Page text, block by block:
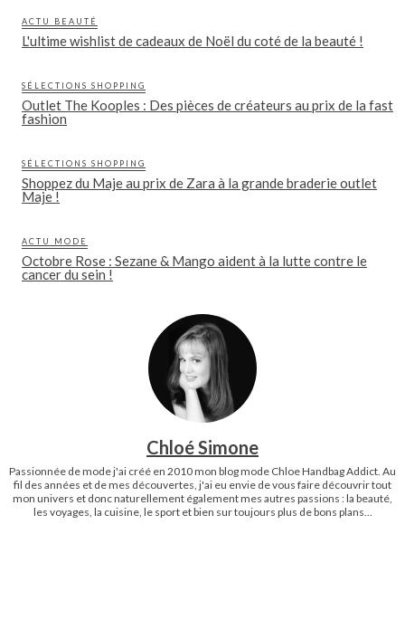
ACTU BEAUTÉ
L'ultime wishlist de cadeaux de Noël du coté de la beauté !
SÉLECTIONS SHOPPING
Outlet The Kooples : Des pièces de créateurs au prix de la fast
fashion
SÉLECTIONS SHOPPING
Shoppez du Maje au prix de Zara à la grande braderie outlet
Maje !
ACTU MODE
Octobre Rose : Sezane & Mango aident à la lutte contre le
cancer du sein !
Chloé Simone
Passionnée de mode j'ai créé en 2010 mon blog mode Chloe Handbag Addict. Au
fil des années et de mes découvertes, j'ai eu envie de vous faire découvrir tout
mon univers et donc naturellement également mes autres passions : la beauté,
les voyages, la cuisine, le sport et bien sur toujours plus de bons plans...